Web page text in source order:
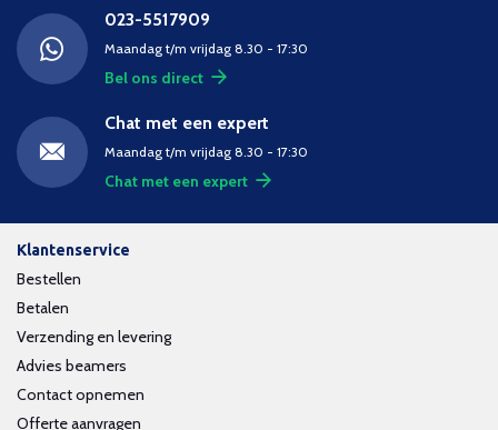
023-5517909
Maandag t/m vrijdag 8.30 - 17:30
Bel ons direct
Chat met een expert
Maandag t/m vrijdag 8.30 - 17:30
Chat met een expert
Klantenservice
Bestellen
Betalen
Verzending en levering
Advies beamers
Contact opnemen
Offerte aanvragen